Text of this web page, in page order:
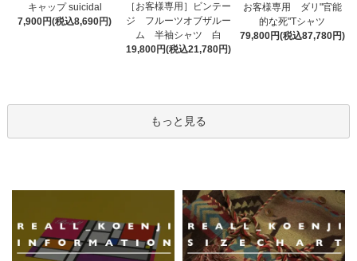
キャップ suicidal
7,900円(税込8,690円)
［お客様専用］ビンテー
ジ フルーツオブザルー
ム 半袖シャツ 白
19,800円(税込21,780円)
お客様専用 ダリ"官能
的な死"Tシャツ
79,800円(税込87,780円)
もっと見る